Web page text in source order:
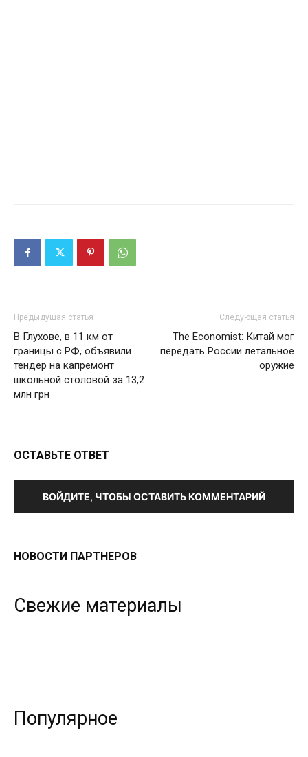
Предыдущая статья
В Глухове, в 11 км от
границы с РФ, объявили
тендер на капремонт
школьной столовой за 13,2
млн грн
Следующая статья
The Economist: Китай мог
передать России летальное
оружие
ОСТАВЬТЕ ОТВЕТ
ВОЙДИТЕ, ЧТОБЫ ОСТАВИТЬ КОММЕНТАРИЙ
НОВОСТИ ПАРТНЕРОВ
Свежие материалы
Популярное